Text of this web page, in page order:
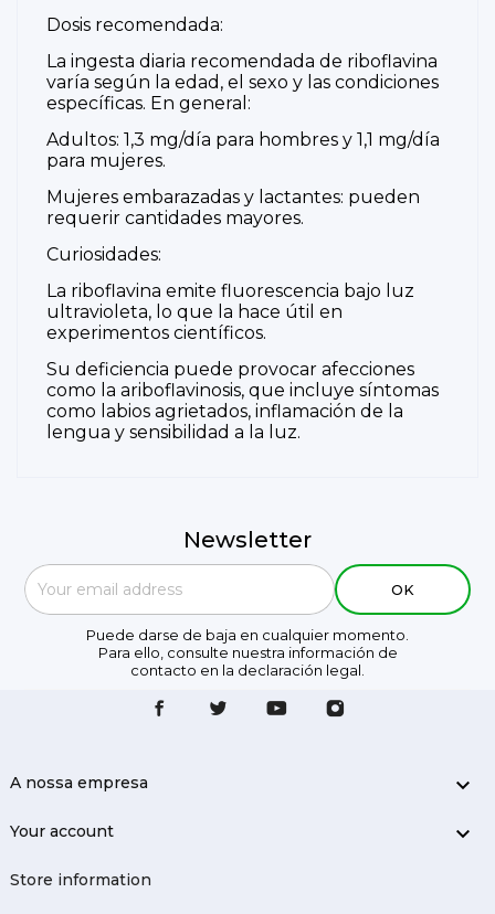
Dosis recomendada:
La ingesta diaria recomendada de riboflavina
varía según la edad, el sexo y las condiciones
específicas. En general:
Adultos: 1,3 mg/día para hombres y 1,1 mg/día
para mujeres.
Mujeres embarazadas y lactantes: pueden
requerir cantidades mayores.
Curiosidades:
La riboflavina emite fluorescencia bajo luz
ultravioleta, lo que la hace útil en
experimentos científicos.
Su deficiencia puede provocar afecciones
como la ariboflavinosis, que incluye síntomas
como labios agrietados, inflamación de la
lengua y sensibilidad a la luz.
Newsletter
Puede darse de baja en cualquier momento.
Para ello, consulte nuestra información de
contacto en la declaración legal.
A nossa empresa 
Your account 
Store information